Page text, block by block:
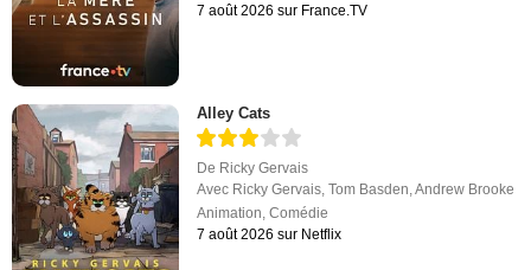
7 août 2026 sur France.TV
Alley Cats
De Ricky Gervais
Avec Ricky Gervais ,Tom Basden ,Andrew Brooke
Animation ,Comédie
7 août 2026 sur Netflix